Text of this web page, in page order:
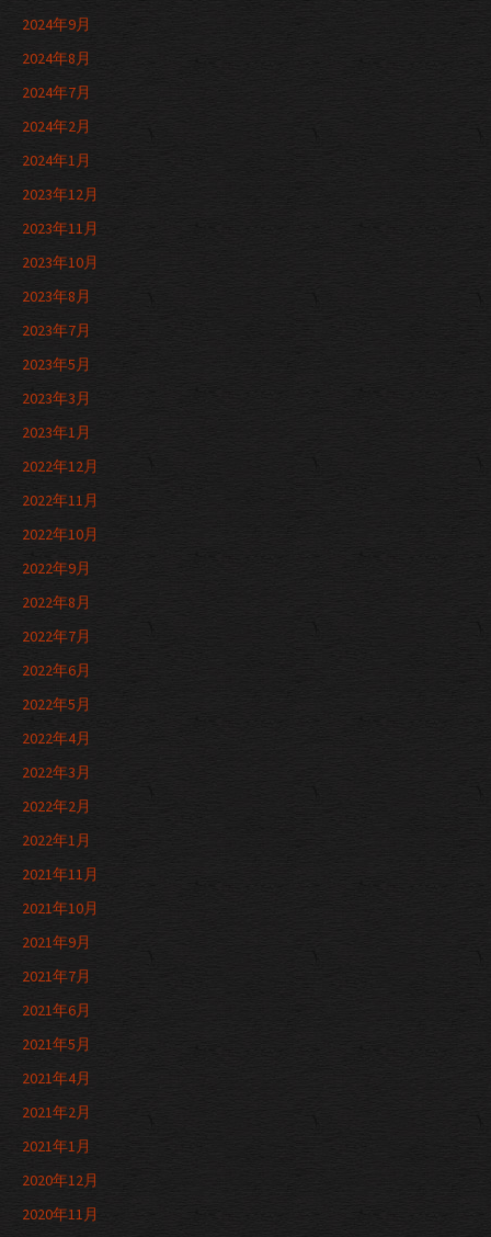
2024年9月
2024年8月
2024年7月
2024年2月
2024年1月
2023年12月
2023年11月
2023年10月
2023年8月
2023年7月
2023年5月
2023年3月
2023年1月
2022年12月
2022年11月
2022年10月
2022年9月
2022年8月
2022年7月
2022年6月
2022年5月
2022年4月
2022年3月
2022年2月
2022年1月
2021年11月
2021年10月
2021年9月
2021年7月
2021年6月
2021年5月
2021年4月
2021年2月
2021年1月
2020年12月
2020年11月